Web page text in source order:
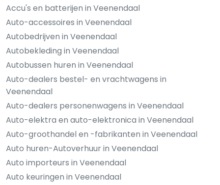
Accu's en batterijen in Veenendaal
Auto-accessoires in Veenendaal
Autobedrijven in Veenendaal
Autobekleding in Veenendaal
Autobussen huren in Veenendaal
Auto-dealers bestel- en vrachtwagens in
Veenendaal
Auto-dealers personenwagens in Veenendaal
Auto-elektra en auto-elektronica in Veenendaal
Auto-groothandel en -fabrikanten in Veenendaal
Auto huren-Autoverhuur in Veenendaal
Auto importeurs in Veenendaal
Auto keuringen in Veenendaal